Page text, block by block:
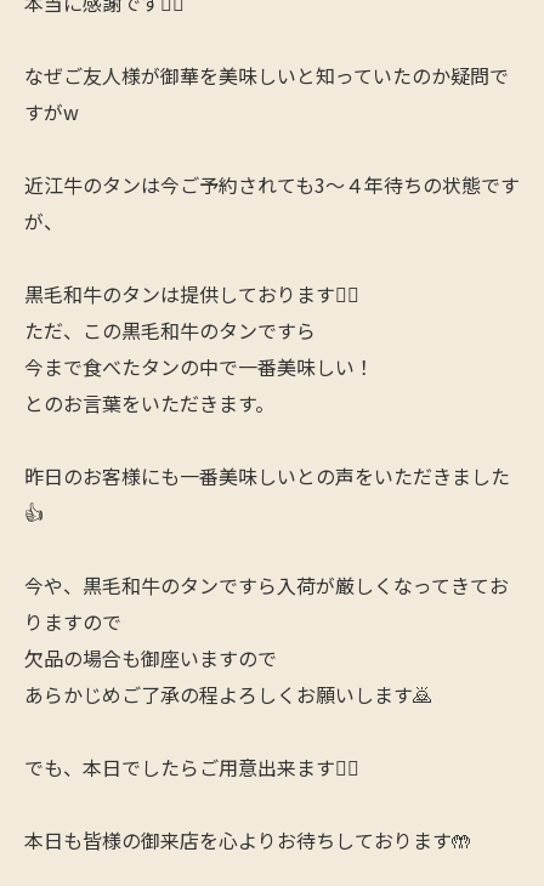
なぜご友人様が御華を美味しいと知っていたのか疑問で
すがw
近江牛のタンは今ご予約されても3〜４年待ちの状態です
が、
黒毛和牛のタンは提供しております🙋‍♂️
ただ、この黒毛和牛のタンですら
今まで食べたタンの中で一番美味しい！
とのお言葉をいただきます。
昨日のお客様にも一番美味しいとの声をいただきました
👍
今や、黒毛和牛のタンですら入荷が厳しくなってきてお
りますので
欠品の場合も御座いますので
あらかじめご了承の程よろしくお願いします🙇
でも、本日でしたらご用意出来ます🙋‍♂️
本日も皆様の御来店を心よりお待ちしております🤲